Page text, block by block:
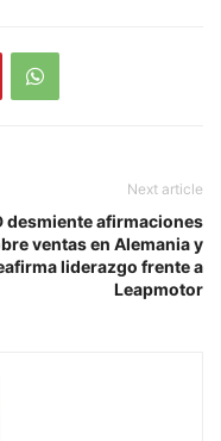
Next article
desmiente afirmaciones
ventas en Alemania y
liderazgo frente a
Leapmotor